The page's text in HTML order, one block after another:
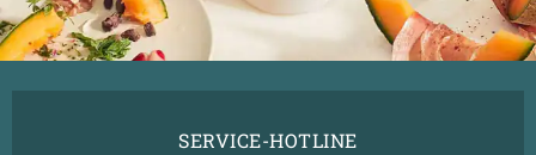
SERVICE-HOTLINE